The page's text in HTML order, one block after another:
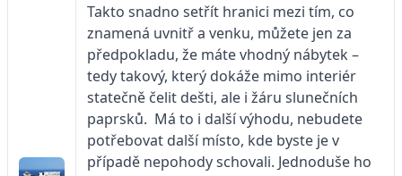
Takto snadno setřít hranici mezi tím, co
znamená uvnitř a venku, můžete jen za
předpokladu, že máte vhodný nábytek –
tedy takový, který dokáže mimo interiér
statečně čelit dešti, ale i žáru slunečních
paprsků. Má to i další výhodu, nebudete
potřebovat další místo, kde byste je v
případě nepohody schovali. Jednoduše ho